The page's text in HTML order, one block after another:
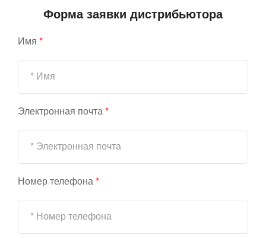
Форма заявки дистрибьютора
Имя *
Электронная почта *
Номер телефона *